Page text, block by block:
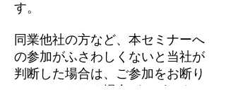
す。
同業他社の方など、本セミナーへ
の参加がふさわしくないと当社が
判断した場合は、ご参加をお断り